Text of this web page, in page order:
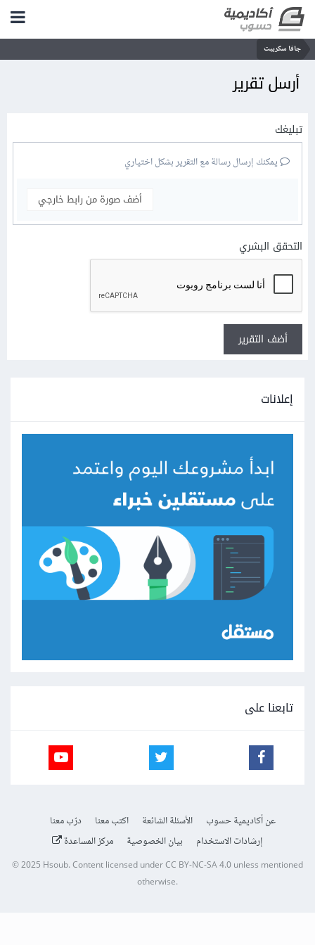
جافا سكريبت
أرسل تقرير
تبليغك
يمكنك إرسال رسالة مع التقرير بشكل اختياري
أضف صورة من رابط خارجي
التحقق البشري
أضف التقرير
إعلانات
تابعنا على
عن أكاديمية حسوب الأسئلة الشائعة اكتب معنا
درّب معنا
إرشادات الاستخدام
بيان الخصوصية مركز المساعدة
© 2025 Hsoub.Content licensed underCC BY-NC-SA 4.0unless mentioned
otherwise.